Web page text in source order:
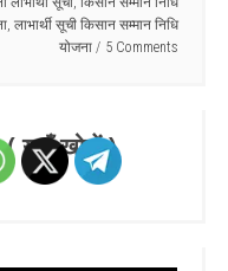
, लाभार्थी सूची किसान सम्मान निधि
योजना
5 Comments
यहाँ खोजें )